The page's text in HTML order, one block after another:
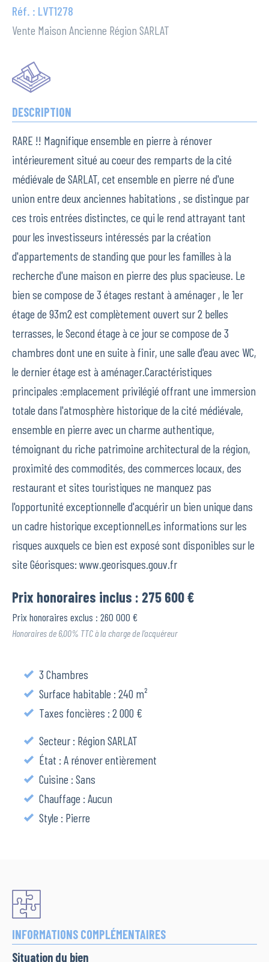
Réf. : LVT1278
Vente Maison Ancienne Région SARLAT
DESCRIPTION
RARE !! Magnifique ensemble en pierre à rénover
intérieurement situé au coeur des remparts de la cité
médiévale de SARLAT, cet ensemble en pierre né d'une
union entre deux anciennes habitations , se distingue par
ces trois entrées distinctes, ce qui le rend attrayant tant
pour les investisseurs intéressés par la création
d'appartements de standing que pour les familles à la
recherche d'une maison en pierre des plus spacieuse. Le
bien se compose de 3 étages restant à aménager , le 1er
étage de 93m2 est complètement ouvert sur 2 belles
terrasses, le Second étage à ce jour se compose de 3
chambres dont une en suite à finir, une salle d'eau avec WC,
le dernier étage est à aménager.Caractéristiques
principales :emplacement privilégié offrant une immersion
totale dans l'atmosphère historique de la cité médiévale,
ensemble en pierre avec un charme authentique,
témoignant du riche patrimoine architectural de la région,
proximité des commodités, des commerces locaux, des
restaurant et sites touristiques ne manquez pas
l'opportunité exceptionnelle d'acquérir un bien unique dans
un cadre historique exceptionnelLes informations sur les
risques auxquels ce bien est exposé sont disponibles sur le
site Géorisques: www.georisques.gouv.fr
Prix honoraires inclus : 275 600 €
Prix honoraires exclus : 260 000 €
Honoraires de 6,00% TTC à la charge de l’acquéreur
3 Chambres
Surface habitable : 240 m²
Taxes foncières : 2 000 €
Secteur : Région SARLAT
État : A rénover entièrement
Cuisine : Sans
Chauffage : Aucun
Style : Pierre
INFORMATIONS COMPLÉMENTAIRES
Situation du bien